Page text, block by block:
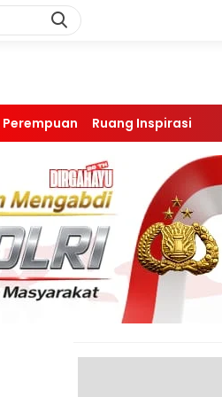
Perempuan Ruang Inspirasi